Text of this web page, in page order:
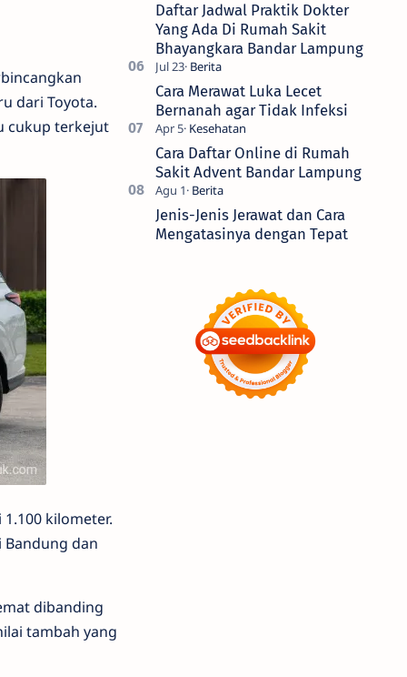
dari Toyota.
cukup terkejut
kilometer.
dan
dibanding
tambah yang
Daftar Jadwal Praktik Dokter
Yang Ada Di Rumah Sakit
Bhayangkara Bandar Lampung
Cara Merawat Luka Lecet
Bernanah agar Tidak Infeksi
Cara Daftar Online di Rumah
Sakit Advent Bandar Lampung
Jenis-Jenis Jerawat dan Cara
Mengatasinya dengan Tepat